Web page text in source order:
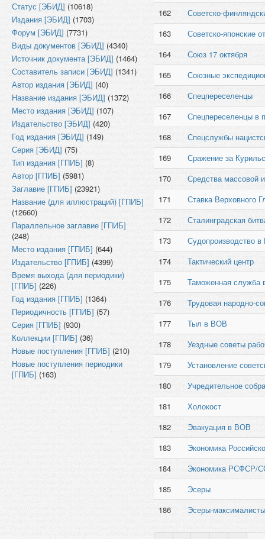
Статус [ЭБИД] (10618)
Издания [ЭБИД] (1703)
Форум [ЭБИД] (7731)
Виды документов [ЭБИД] (4340)
Источник документа [ЭБИД] (1464)
Составитель записи [ЭБИД] (1341)
Автор издания [ЭБИД] (40)
Название издания [ЭБИД] (1372)
Место издания [ЭБИД] (107)
Издательство [ЭБИД] (420)
Год издания [ЭБИД] (149)
Серия [ЭБИД] (75)
Тип издания [ГПИБ] (8)
Автор [ГПИБ] (5981)
Заглавие [ГПИБ] (23921)
Название (для иллюстраций) [ГПИБ]
(12660)
Параллельное заглавие [ГПИБ]
(248)
Место издания [ГПИБ] (644)
Издательство [ГПИБ] (4399)
Время выхода (для периодики)
[ГПИБ] (226)
Год издания [ГПИБ] (1364)
Периодичность [ГПИБ] (57)
Серия [ГПИБ] (930)
Коллекции [ГПИБ] (36)
Новые поступления [ГПИБ] (210)
Новые поступления периодики
[ГПИБ] (163)
162
Советско-
163
Советско-японские
164
Союз 17 октября
165
Союзные
166
Спецпереселенцы
167
Спецпереселенцы в
168
Спецслужбы
169
Сражение за
170
Средства массовой
171
Ставка Верховного
172
Сталинградская
173
Судопроизводство
174
Тактический центр
175
Таможенная служба
176
Трудовая народно-
177
Тыл в ВОВ
178
Уездные советы
179
Установление
180
Учредительное
181
Холокост
182
Эвакуация в ВОВ
183
Экономика
184
Экономика РСФСР/
185
Эсеры
186
Эсеры-максималисты